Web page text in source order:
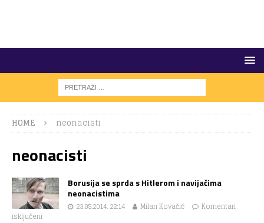
HOME neonacisti
neonacisti
Borusija se sprda s Hitlerom i navijačima
neonacistima
23.05.2014. 22:14 Milan Kovačić
Komentari
isključeni